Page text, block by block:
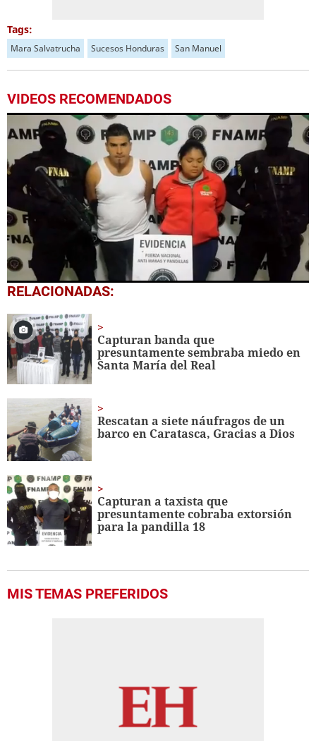
Tags:
Mara Salvatrucha Sucesos Honduras San Manuel
VIDEOS RECOMENDADOS
0
seconds
1
minute,
5
seconds
RELACIONADAS:
Capturan banda que
presuntamente sembraba miedo en
Santa María del Real
Rescatan a siete náufragos de un
barco en Caratasca, Gracias a Dios
Capturan a taxista que
presuntamente cobraba extorsión
para la pandilla 18
MIS TEMAS PREFERIDOS